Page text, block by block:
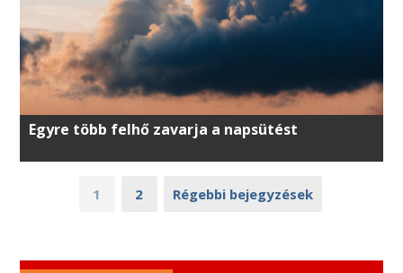
Egyre több felhő zavarja a napsütést
1 2 Régebbi bejegyzések